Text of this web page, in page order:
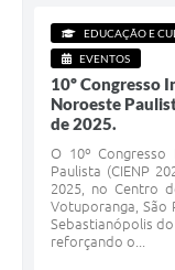
EDUCAÇÃO E
EVENTOS
10º Congresso
Noroeste
de 2025.
O 10º
Paulista (CIENP
2025, no Centro
Votuporanga, São
Sebastianópolis
reforçando o...